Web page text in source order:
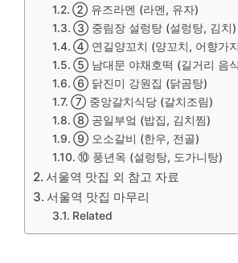
② 유즈라멘 (라멘, 유자)
③ 중림장 설렁탕 (설렁탕, 김치)
④ 연길양꼬치 (양꼬치, 어향가
⑤ 남대문 야채호떡 (길거리 음
⑥ 닭진미 강원집 (닭곰탕)
⑦ 중앙갈치식당 (갈치조림)
⑧ 공일부엌 (밥집, 김치찜)
⑨ 오소갈비 (한우, 전골)
⑩ 풍년옥 (설렁탕, 도가니탕)
서울역 맛집 외 참고 자료
서울역 맛집 마무리
Related